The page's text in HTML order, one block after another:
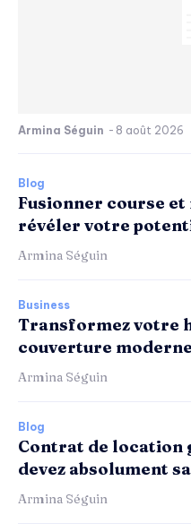
Armina Séguin - 8 août 2026
Blog
Fusionner course
révéler votre
Armina Séguin
Business
Transformez votre
couverture
Armina Séguin
Blog
Contrat de location
devez absolument
Armina Séguin